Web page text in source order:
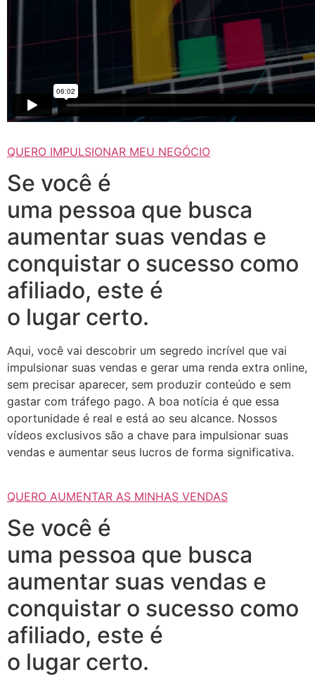
QUERO IMPULSIONAR MEU NEGÓCIO
Se você é
uma pessoa que busca
aumentar suas vendas e
conquistar o sucesso como
afiliado, este é
o lugar certo.
Aqui, você vai descobrir um segredo incrível que vai
impulsionar suas vendas e gerar uma renda extra online,
sem precisar aparecer, sem produzir conteúdo e sem
gastar com tráfego pago. A boa notícia é que essa
oportunidade é real e está ao seu alcance. Nossos
vídeos exclusivos são a chave para impulsionar suas
vendas e aumentar seus lucros de forma significativa.
QUERO AUMENTAR AS MINHAS VENDAS
Se você é
uma pessoa que busca
aumentar suas vendas e
conquistar o sucesso como
afiliado, este é
o lugar certo.